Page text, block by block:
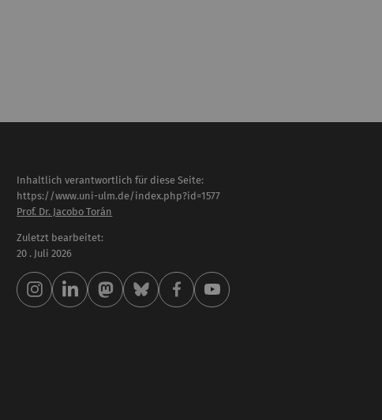
Inhaltlich verantwortlich für diese Seite:
https://www.uni-ulm.de/index.php?id=1577
Prof. Dr. Jacobo Torán
Zuletzt bearbeitet:
20 . Juli 2026